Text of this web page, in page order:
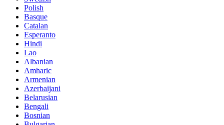
Polish
Basque
Catalan
Esperanto
Hindi
Lao
Albanian
Amharic
Armenian
Azerbaijani
Belarusian
Bengali
Bosnian